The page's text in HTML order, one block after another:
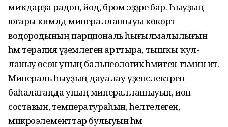
миҡдарҙа радон, йод, бром эҙҙәре бар. Һыу­ҙың
юғары кимәлдә минераллашыуы көкөрт
водородының парциональ һығылмалылығын
һәм терапия әүҙем­леген арттыра, тышҡы ҡул­
ланыу өсөн уның бальнеологик әһәмиә­тен тәьмин итә.
Минераль һыуҙың дауалау үҙен­сә­лектәрен
баһалағанда уның минераллашыуын, ион
составын, темпера­тураһын, һелтелеген,
микроэлементтар булыуын һәм